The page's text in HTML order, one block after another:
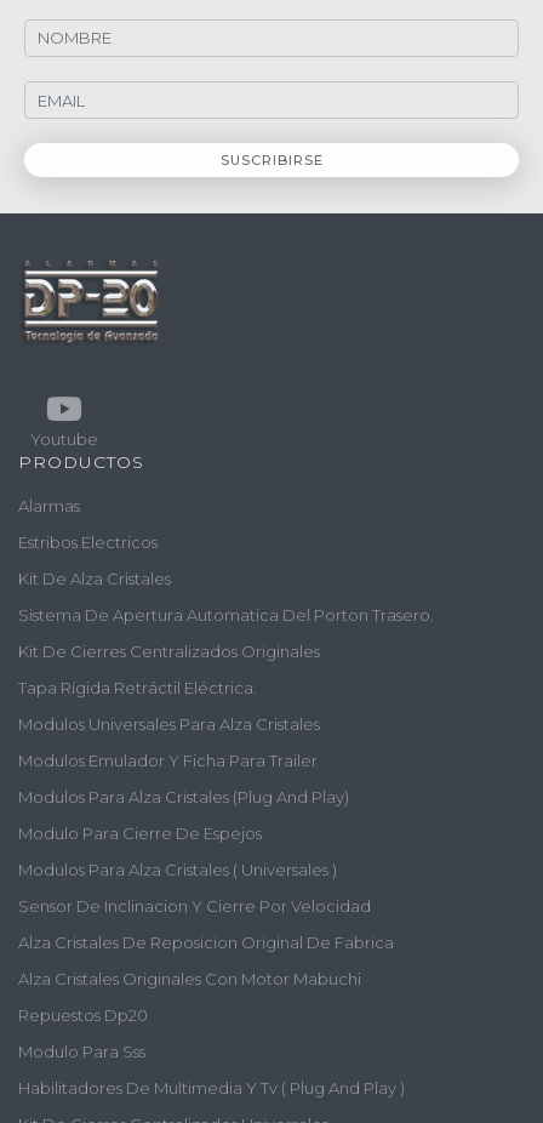
Youtube
PRODUCTOS
Alarmas
Estribos Electricos
Kit De Alza Cristales
Sistema De Apertura Automatica Del Porton Trasero.
Kit De Cierres Centralizados Originales
Tapa Rígida Retráctil Eléctrica.
Modulos Universales Para Alza Cristales
Modulos Emulador Y Ficha Para Trailer
Modulos Para Alza Cristales (plug And Play)
Modulo Para Cierre De Espejos
Modulos Para Alza Cristales ( Universales )
Sensor De Inclinacion Y Cierre Por Velocidad
Alza Cristales De Reposicion Original De Fabrica
Alza Cristales Originales Con Motor Mabuchi
Repuestos Dp20
Modulo Para Sss
Habilitadores De Multimedia Y Tv ( Plug And Play )